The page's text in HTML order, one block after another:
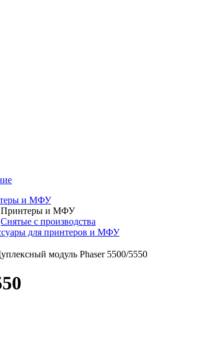
и МФУ
Принтеры и МФУ
Снятые с производства
для принтеров и МФУ
модуль Phaser 5500/5550